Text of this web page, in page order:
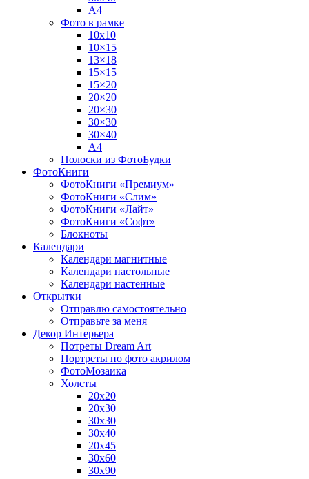
А4
Фото в рамке
10х10
10×15
13×18
15×15
15×20
20×20
20×30
30×30
30×40
A4
Полоски из ФотоБудки
ФотоКниги
ФотоКниги «Премиум»
ФотоКниги «Слим»
ФотоКниги «Лайт»
ФотоКниги «Софт»
Блокноты
Календари
Календари магнитные
Календари настольные
Календари настенные
Открытки
Отправлю самостоятельно
Отправьте за меня
Декор Интерьера
Потреты Dream Art
Портреты по фото акрилом
ФотоМозаика
Холсты
20х20
20х30
30х30
30х40
20х45
30х60
30х90